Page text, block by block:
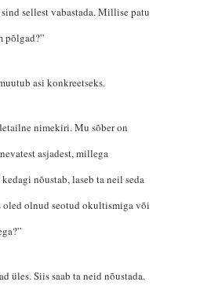
sind sellest vabastada. Millise patu
põlgad?”
asi konkreetseks.
nimekiri. Mu sõber on
asjadest, millega
nõustab, laseb ta neil seda
oled olnud seotud okultismiga või
üles. Siis saab ta neid nõustada.